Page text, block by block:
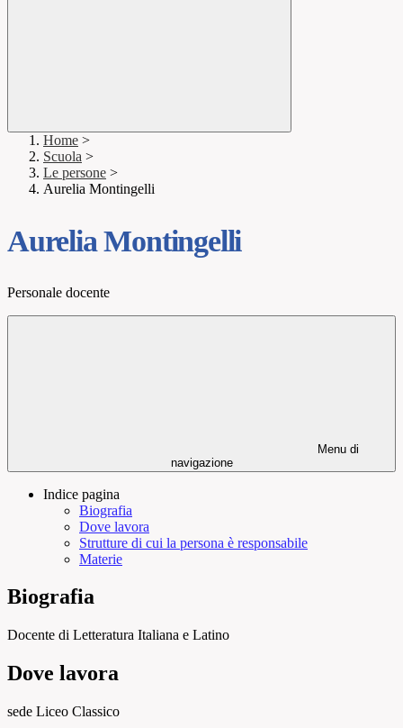
Home >
Scuola >
Le persone >
Aurelia Montingelli
Aurelia Montingelli
Personale docente
Menu di
navigazione
Indice pagina
Biografia
Dove lavora
Strutture di cui la persona è responsabile
Materie
Biografia
Docente di Letteratura Italiana e Latino
Dove lavora
sede Liceo Classico